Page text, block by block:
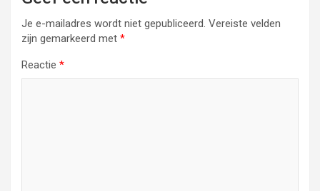
Je e-mailadres wordt niet gepubliceerd. Vereiste velden
zijn gemarkeerd met *
Reactie *